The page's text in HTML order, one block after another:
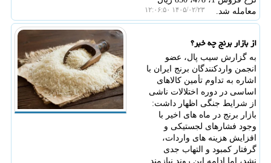
معامله شد.
۱۴۰۵/۰۲/۲۳ ۱۲:۰۶:۵۰
از بازار برنج چه خبر؟
به گزارش سیب پال، عضو
انجمن واردکنندگان برنج ایران با
اشاره به تداوم تأمین کالاهای
اساسی در دوره اختلالات ناشی
از شرایط جنگی اظهار داشت:
بازار برنج در ماه های اخیر با
وجود فشارهای لجستیکی و
افزایش هزینه های واردات،
گرفتار کمبود و التهاب جدی
نشد، اما ادامه این روند نیازمند